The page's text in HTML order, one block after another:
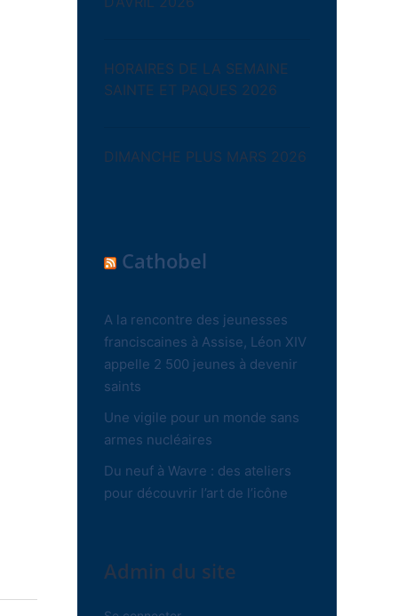
HORAIRES DE LA SEMAINE
SAINTE ET PAQUES 2026
DIMANCHE PLUS MARS 2026
Cathobel
A la rencontre des jeunesses
franciscaines à Assise, Léon XIV
appelle 2 500 jeunes à devenir
saints
Une vigile pour un monde sans
armes nucléaires
Du neuf à Wavre : des ateliers
pour découvrir l’art de l’icône
Admin du site